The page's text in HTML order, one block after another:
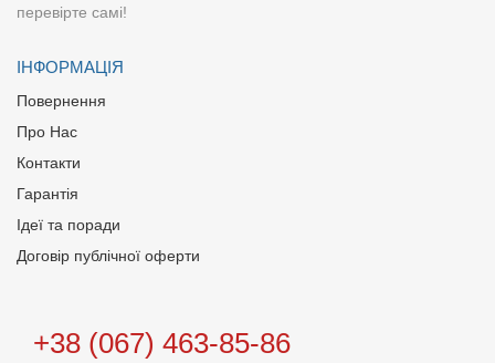
перевірте самі!
ІНФОРМАЦІЯ
Повернення
Про Нас
Контакти
Гарантія
Ідеї та поради
Договір публічної оферти
+38 (067) 463-85-86